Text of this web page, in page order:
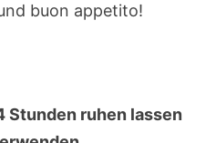
buon appetito!
Stunden ruhen lassen